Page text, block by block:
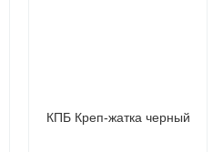
КПБ Креп-жатка черный